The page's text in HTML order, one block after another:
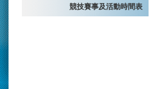
競技賽事及活動時間表